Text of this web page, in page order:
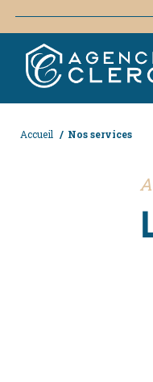
Accueil / Nos services